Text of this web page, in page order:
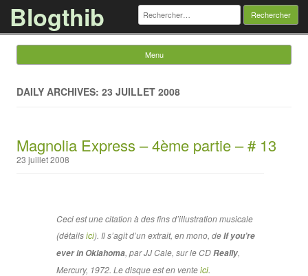
Blogthib Rechercher :
Menu
DAILY ARCHIVES: 23 JUILLET 2008
Magnolia Express – 4ème partie – # 13
23 juillet 2008
Ceci est une citation à des fins d’illustration musicale
(détailsici). Il s’agit d’un extrait, en mono, deIf you’re
ever in Oklahoma, par JJ Cale, sur le CDReally,
Mercury, 1972. Le disque est en venteici.